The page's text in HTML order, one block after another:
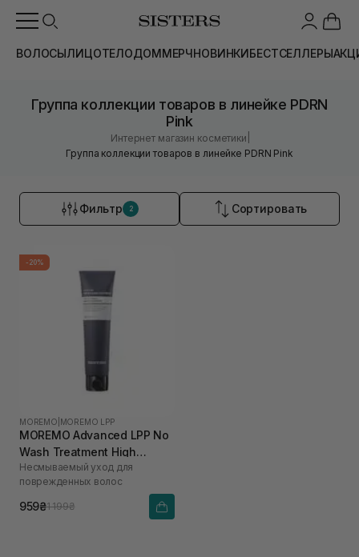
ВОЛОСЫЛИЦОТЕЛОДОММЕРЧНОВИНКИБЕСТСЕЛЛЕРЫ
Группа коллекции товаров в линейке PDRN
Pink
Интернет магазин косметики
Группа коллекции товаров в линейке PDRN Pink
Фильтр 2 Сортировать
-20%
MOREMO MOREMO LPP
MOREMO Advanced LPP No
Wash Treatment High
Performance Salon
Technology 150 мл
Несмываемый уход для
поврежденных волос
959₴1 199₴